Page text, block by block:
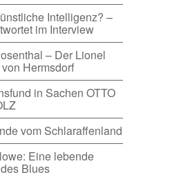
Intelligenz? –
im Interview
– Der Lionel
Hermsdorf
in Sachen OTTO
vom Schlaraffenland
Eine lebende
Blues